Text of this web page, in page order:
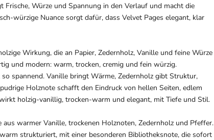
Frische, Würze und Spannung in den Verlauf und macht die
würzige Nuance sorgt dafür, dass Velvet Pages elegant, klar
Wirkung, die an Papier, Zedernholz, Vanille und feine Würze
und modern: warm, trocken, cremig und fein würzig.
spannend. Vanille bringt Wärme, Zedernholz gibt Struktur,
Holznote schafft den Eindruck von hellen Seiten, edlem
holzig-vanillig, trocken-warm und elegant, mit Tiefe und Stil.
aus warmer Vanille, trockenen Holznoten, Zedernholz und Pfeffer.
strukturiert, mit einer besonderen Bibliotheksnote, die sofort